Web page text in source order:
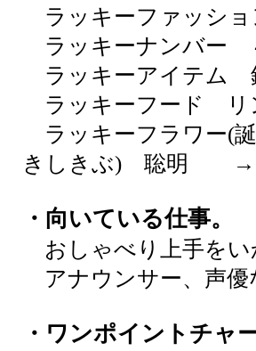
ラッキーファッシ
ラッキーナンバー
ラッキーアイテム
ラッキーフード リ
ラッキーフラワー(
きしきぶ) 聡明
・向いている仕事。
おしゃべり上手をい
アナウンサー、声優
・ワンポイントチャ